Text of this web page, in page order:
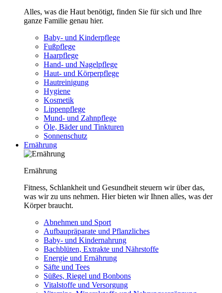
Alles, was die Haut benötigt, finden Sie für sich und Ihre
ganze Familie genau hier.
Baby- und Kinderpflege
Fußpflege
Haarpflege
Hand- und Nagelpflege
Haut- und Körperpflege
Hautreinigung
Hygiene
Kosmetik
Lippenpflege
Mund- und Zahnpflege
Öle, Bäder und Tinkturen
Sonnenschutz
Ernährung
Ernährung
Fitness, Schlankheit und Gesundheit steuern wir über das,
was wir zu uns nehmen. Hier bieten wir Ihnen alles, was der
Körper braucht.
Abnehmen und Sport
Aufbaupräparate und Pflanzliches
Baby- und Kindernahrung
Bachblüten, Extrakte und Nährstoffe
Energie und Ernährung
Säfte und Tees
Süßes, Riegel und Bonbons
Vitalstoffe und Versorgung